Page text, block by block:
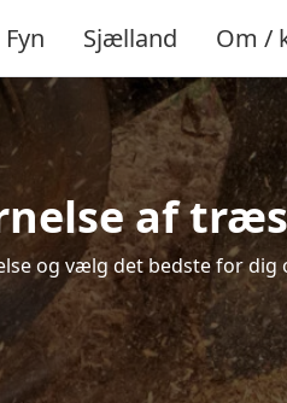
Fyn Sjælland Om /
af
og vælg det bedste for dig